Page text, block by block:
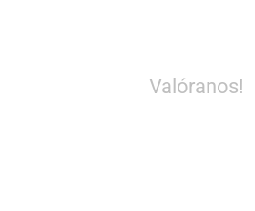
Valóranos!